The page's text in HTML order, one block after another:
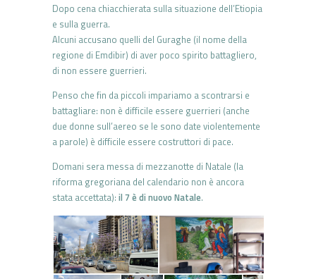
Dopo cena chiacchierata sulla situazione dell’Etiopia
e sulla guerra.
Alcuni accusano quelli del Guraghe (il nome della
regione di Emdibir) di aver poco spirito battagliero,
di non essere guerrieri.
Penso che fin da piccoli impariamo a scontrarsi e
battagliare: non è difficile essere guerrieri (anche
due donne sull’aereo se le sono date violentemente
a parole) è difficile essere costruttori di pace.
Domani sera messa di mezzanotte di Natale (la
riforma gregoriana del calendario non è ancora
stata accettata): il 7 è di nuovo Natale.